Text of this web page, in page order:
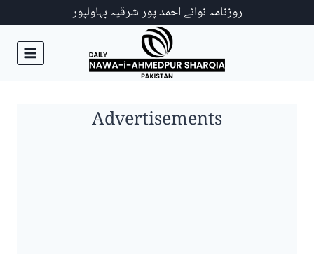
روزنامہ نوائے احمد پور شرقیہ بہاولپور
Advertisements